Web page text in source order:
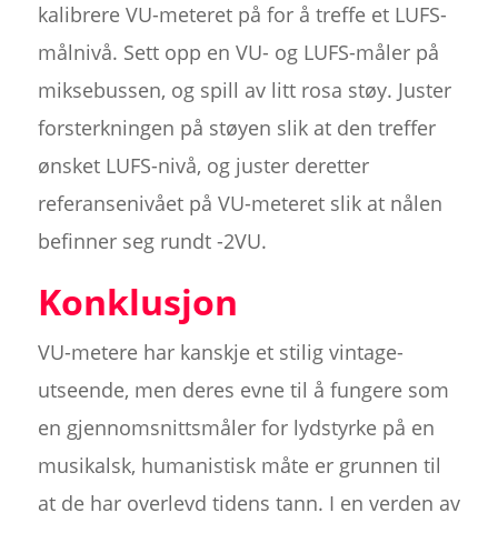
kalibrere VU-meteret på for å treffe et LUFS-
målnivå. Sett opp en VU- og LUFS-måler på
miksebussen, og spill av litt rosa støy. Juster
forsterkningen på støyen slik at den treffer
ønsket LUFS-nivå, og juster deretter
referansenivået på VU-meteret slik at nålen
befinner seg rundt -2VU.
Konklusjon
VU-metere har kanskje et stilig vintage-
utseende, men deres evne til å fungere som
en gjennomsnittsmåler for lydstyrke på en
musikalsk, humanistisk måte er grunnen til
at de har overlevd tidens tann. I en verden av